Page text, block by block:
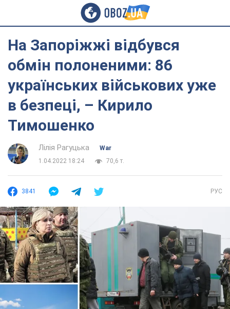
На Запоріжжі відбувся
обмін полоненими: 86
українських військових уже
в безпеці, – Кирило
Тимошенко
Лілія Рагуцька
War
1.04.2022 18:24
70,6 т.
3841 РУС